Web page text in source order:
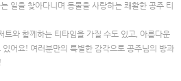
일을 찾아다니며 동물을 사랑하는 쾌활한 공주 티
트와 함께하는 티타임을 가질 수도 있고, 아름다운
있어요! 여러분만의 특별한 감각으로 공주님의 방과
!